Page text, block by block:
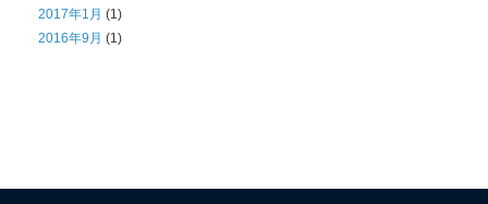
2017年1月 (1)
2016年9月 (1)